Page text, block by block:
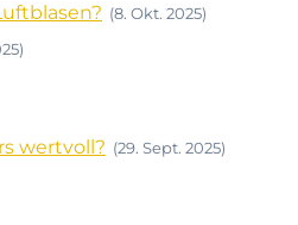
(8. Okt. 2025)
wertvoll? (29. Sept. 2025)